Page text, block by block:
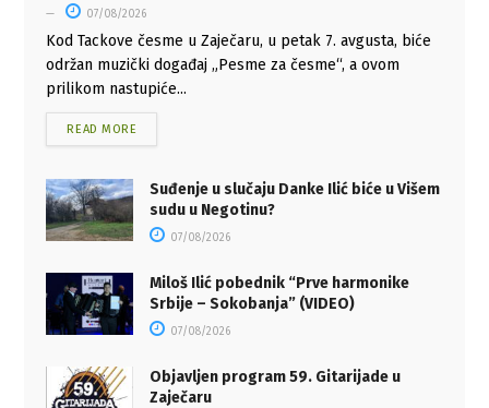
07/08/2026
Kod Tackove česme u Zaječaru, u petak 7. avgusta, biće
održan muzički događaj „Pesme za česme“, a ovom
prilikom nastupiće...
READ MORE
Suđenje u slučaju Danke Ilić biće u Višem
sudu u Negotinu?
07/08/2026
Miloš Ilić pobednik “Prve harmonike
Srbije – Sokobanja” (VIDEO)
07/08/2026
Objavljen program 59. Gitarijade u
Zaječaru